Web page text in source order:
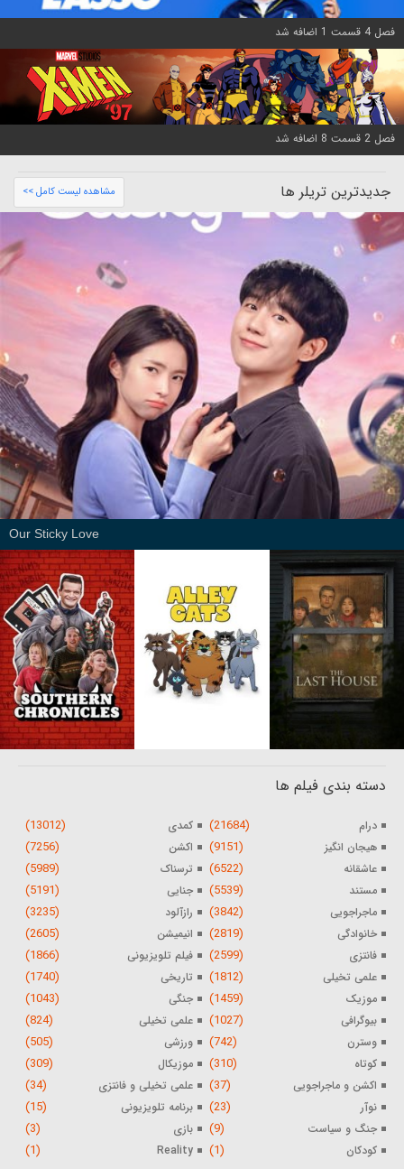
فصل 4 قسمت 1 اضافه شد
فصل 2 قسمت 8 اضافه شد
جدیدترین تریلر ها مشاهده لیست کامل >>
Our Sticky Love
دسته بندی فیلم ها
درام (21684) کمدی (13012)
هیجان انگیز (9151) اکشن (7256)
عاشقانه (6522) ترسناک (5989)
مستند (5539) جنایی (5191)
ماجراجویی (3842) رازآلود (3235)
خانوادگی (2819) انیمیشن (2605)
فانتزی (2599) فیلم تلویزیونی (1866)
علمی تخیلی (1812) تاریخی (1740)
موزیک (1459) جنگی (1043)
بیوگرافی (1027) علمی تخیلی (824)
وسترن (742) ورزشی (505)
کوتاه (310) موزیکال (309)
اکشن و ماجراجویی (37) علمی تخیلی و فانتزی (34)
نوآر (23) برنامه تلویزیونی (15)
جنگ و سیاست (9) بازی (3)
کودکان (1)
Reality
(1)